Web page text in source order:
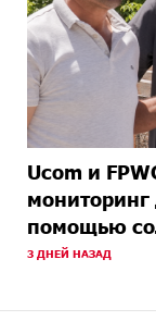
Ucom и
помощью
3 ДНЕЙ НАЗАД